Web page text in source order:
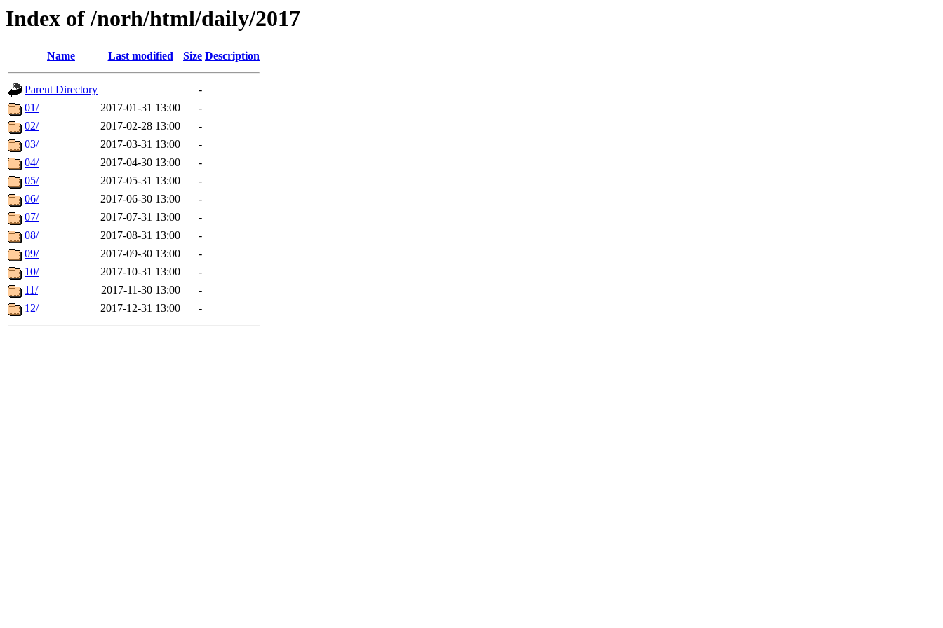
Index of /norh/html/daily/2017
Name Last modified Size Description
Parent Directory
-
01/
2017-01-31 13:00
-
02/
2017-02-28 13:00
-
03/
2017-03-31 13:00
-
04/
2017-04-30 13:00
-
05/
2017-05-31 13:00
-
06/
2017-06-30 13:00
-
07/
2017-07-31 13:00
-
08/
2017-08-31 13:00
-
09/
2017-09-30 13:00
-
10/
2017-10-31 13:00
-
11/
2017-11-30 13:00
-
12/
2017-12-31 13:00 -